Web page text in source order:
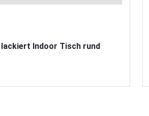
Indoor Tisch rund